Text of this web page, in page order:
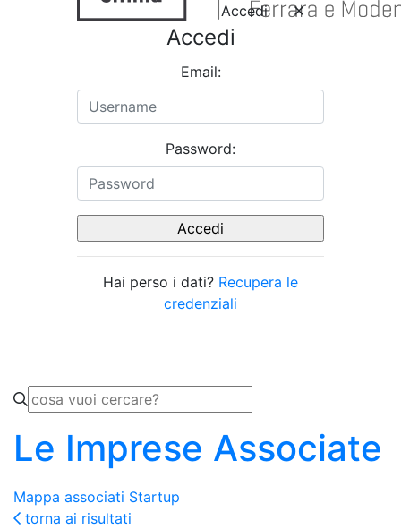
Accedi
Accedi
Email:
Password:
Hai perso i dati? Recupera le
credenziali
Le Imprese Associate
Mappa associati Startup
torna ai risultati